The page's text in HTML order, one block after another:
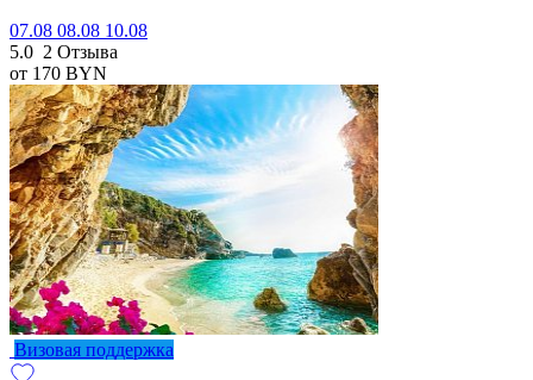
07.08 08.08 10.08
5.0 2 Отзыва
от 170 BYN
Визовая поддержка